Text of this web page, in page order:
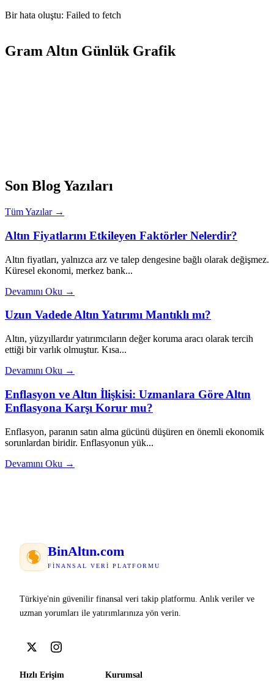
Bir hata oluştu: Failed to fetch
Gram Altın Günlük Grafik
Son Blog Yazıları
Tüm Yazılar →
Altın Fiyatlarını Etkileyen Faktörler Nelerdir?
Altın fiyatları, yalnızca arz ve talep dengesine bağlı olarak değişmez.
Küresel ekonomi, merkez bank...
Devamını Oku →
Uzun Vadede Altın Yatırımı Mantıklı mı?
Altın, yüzyıllardır yatırımcıların değer koruma aracı olarak tercih
ettiği bir varlık olmuştur. Kısa...
Devamını Oku →
Enflasyon ve Altın İlişkisi: Uzmanlara Göre Altın
Enflasyona Karşı Korur mu?
Enflasyon, paranın satın alma gücünü düşüren en önemli ekonomik
sorunlardan biridir. Enflasyonun yük...
Devamını Oku →
BinAltın.com
FINANSAL VERI PLATFORMU
Türkiye'nin güvenilir finansal veri takip platformu. Anlık veriler ve
uzman yorumları ile yatırımlarınıza yön verin.
Hızlı Erişim Kurumsal